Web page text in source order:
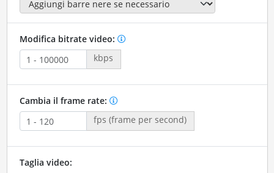
Modifica bitrate video:
kbps
Cambia il frame rate:
fps (frame per second)
Taglia video: